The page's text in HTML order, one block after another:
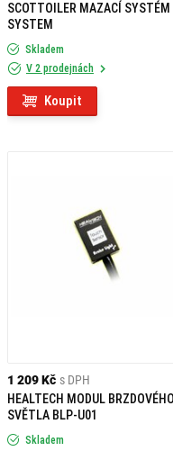
SCOTTOILER MAZACÍ SYSTÉM
SYSTEM
Skladem
V 2 prodejnách
Koupit
1 209 Kč s DPH
HEALTECH MODUL BRZDOVÉHO
SVĚTLA BLP-U01
Skladem